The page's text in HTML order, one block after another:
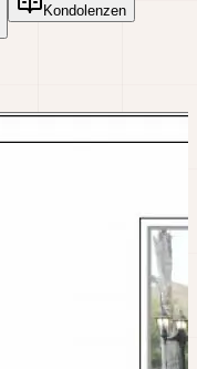
Kondolenzen